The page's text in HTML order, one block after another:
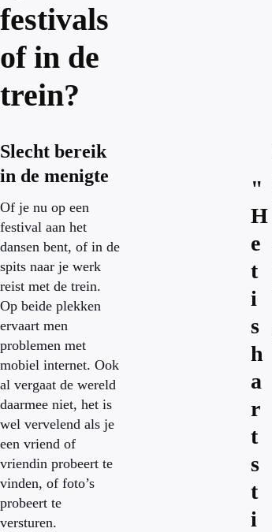
festivals
of in de
trein?
Slecht bereik
in de menigte
Of je nu op een
festival aan het
dansen bent, of in de
spits naar je werk
reist met de trein.
Op beide plekken
ervaart men
problemen met
mobiel internet. Ook
al vergaat de wereld
daarmee niet, het is
wel vervelend als je
een vriend of
vriendin probeert te
vinden, of foto’s
probeert te
versturen.
"
H
e
t
i
s
h
a
r
t
s
t
i